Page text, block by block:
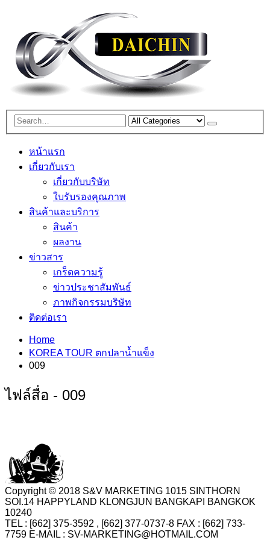
หน้าแรก
เกี่ยวกับเรา
เกี่ยวกับบริษัท
ใบรับรองคุณภาพ
สินค้าและบริการ
สินค้า
ผลงาน
ข่าวสาร
เกร็ดความรู้
ข่าวประชาสัมพันธ์
ภาพกิจกรรมบริษัท
ติดต่อเรา
Home
KOREA TOUR ตกปลาน้ำแข็ง
009
ไฟล์สื่อ - 009
Copyright © 2018 S&V MARKETING 1015 SINTHORN
SOI.14 HAPPYLAND KLONGJUN BANGKAPI BANGKOK
10240
TEL : [662] 375-3592 , [662] 377-0737-8 FAX : [662] 733-
7759 E-MAIL : SV-MARKETING@HOTMAIL.COM